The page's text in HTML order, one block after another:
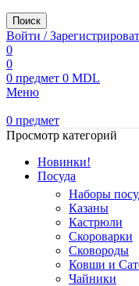
Поиск
Войти /
0
0
0 предмет 0 MDL
Меню
0 предмет
Просмотр категорий
Новинки!
Посуда
Наборы
Казаны
Кастрюли
Скороварки
Сковороды
Ковши и
Чайники